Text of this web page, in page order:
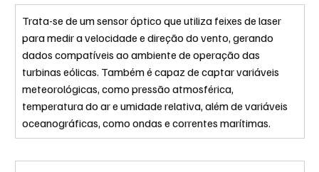
Trata-se de um sensor óptico que utiliza feixes de laser
para medir a velocidade e direção do vento, gerando
dados compatíveis ao ambiente de operação das
turbinas eólicas. Também é capaz de captar variáveis
meteorológicas, como pressão atmosférica,
temperatura do ar e umidade relativa, além de variáveis
oceanográficas, como ondas e correntes marítimas.